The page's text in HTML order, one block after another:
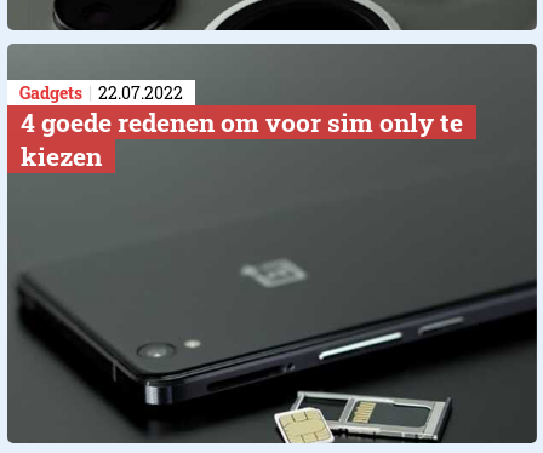
Gadgets 22.07.2022
4 goede redenen om voor sim only te
kiezen